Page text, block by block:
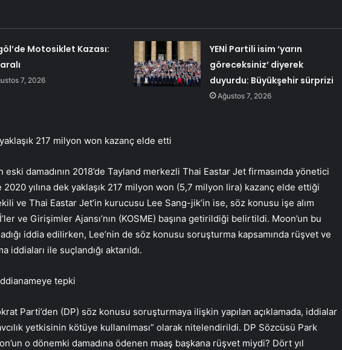
Motosiklet Kazası:
7, 2026
YENİ Partili isim ‘yarın
göreceksiniz’ diyerek
duyurdu: Büyükşehir sürprizi
Ağustos 7, 2026
217 milyon won kazanç elde etti
eski damadının 2018’de Tayland merkezli Thai Eastar Jet firmasında yönetici
2020 yılına dek yaklaşık 217 milyon won (5,7 milyon lira) kazanç elde ettiği
ve Thai Eastar Jet’in kurucusu Lee Sang-jik’in ise, söz konusu işe alım
ve Girişimler Ajansı’nın (KOSME) başına getirildiği belirtildi. Moon’un bu
iddia edilirken, Lee’nin de söz konusu soruşturma kapsamında rüşvet ve
iddiaları ile suçlandığı aktarıldı.
tepki
Parti’den (DP) söz konusu soruşturmaya ilişkin yapılan açıklamada, iddialar
yetkisinin kötüye kullanılması” olarak nitelendirildi. DP Sözcüsü Park
o dönemki damadına ödenen maaş başkana rüşvet miydi? Dört yıl